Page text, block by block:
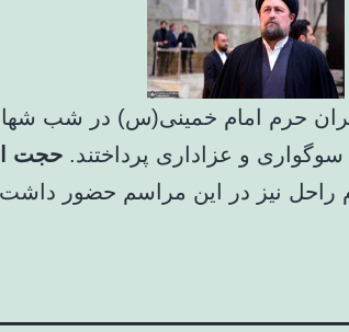
حرم امام خمینی(س) در شب
و عزاداری پرداختند. حجت
راحل نیز در این مراسم حضور